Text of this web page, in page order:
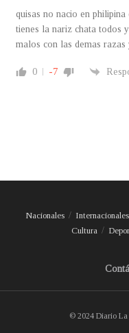
quisas no nacio en
tienes la nariz chata todos
malos con las demas
0 -7
Nacionales Internacionales
Cultura
© 2024 Diario La